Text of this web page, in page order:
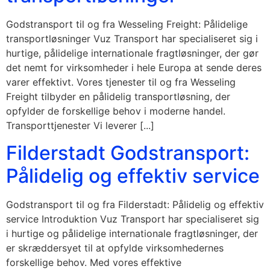
Godstransport til og fra Wesseling Freight: Pålidelige
transportløsninger Vuz Transport har specialiseret sig i
hurtige, pålidelige internationale fragtløsninger, der gør
det nemt for virksomheder i hele Europa at sende deres
varer effektivt. Vores tjenester til og fra Wesseling
Freight tilbyder en pålidelig transportløsning, der
opfylder de forskellige behov i moderne handel.
Transporttjenester Vi leverer [...]
Filderstadt Godstransport:
Pålidelig og effektiv service
Godstransport til og fra Filderstadt: Pålidelig og effektiv
service Introduktion Vuz Transport har specialiseret sig
i hurtige og pålidelige internationale fragtløsninger, der
er skræddersyet til at opfylde virksomhedernes
forskellige behov. Med vores effektive